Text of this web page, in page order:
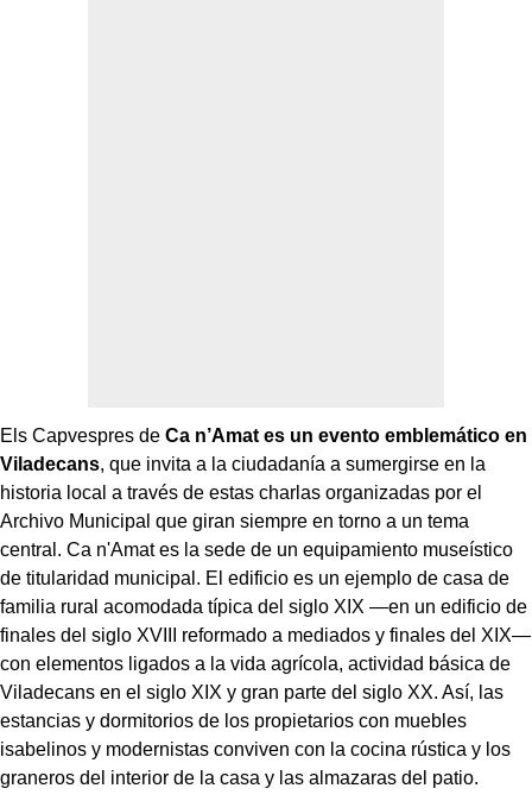
Els Capvespres de Ca n’Amat es un evento emblemático en
Viladecans, que invita a la ciudadanía a sumergirse en la
historia local a través de estas charlas organizadas por el
Archivo Municipal que giran siempre en torno a un tema
central. Ca n'Amat es la sede de un equipamiento museístico
de titularidad municipal. El edificio es un ejemplo de casa de
familia rural acomodada típica del siglo XIX —en un edificio de
finales del siglo XVIII reformado a mediados y finales del XIX—
con elementos ligados a la vida agrícola, actividad básica de
Viladecans en el siglo XIX y gran parte del siglo XX. Así, las
estancias y dormitorios de los propietarios con muebles
isabelinos y modernistas conviven con la cocina rústica y los
graneros del interior de la casa y las almazaras del patio.